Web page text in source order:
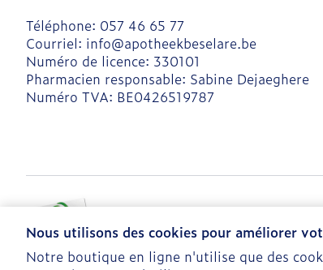
Nous utilisons des cookies pour améliorer
Notre boutique en ligne n'utilise que des
Téléphone: 057 46 65 77
Courriel: info@apotheekbeselare.be
Numéro de licence: 330101
Pharmacien responsable: Sabine Dejaeghere
Numéro TVA: BE0426519787